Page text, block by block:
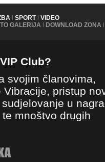
| SPORT | VIDEO
GALERIJA | DOWNLOAD ZONA |
Club?
svojim članovima,
pristup
u
mnoštvo drugih